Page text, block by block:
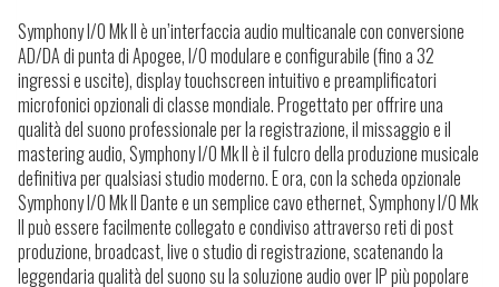
Symphony I/O Mk II è un’interfaccia audio multicanale con conversione
AD/DA di punta di Apogee, I/O modulare e configurabile (fino a 32
ingressi e uscite), display touchscreen intuitivo e preamplificatori
microfonici opzionali di classe mondiale. Progettato per offrire una
qualità del suono professionale per la registrazione, il missaggio e il
mastering audio, Symphony I/O Mk II è il fulcro della produzione musicale
definitiva per qualsiasi studio moderno. E ora, con la scheda opzionale
Symphony I/O Mk II Dante e un semplice cavo ethernet, Symphony I/O Mk
II può essere facilmente collegato e condiviso attraverso reti di post
produzione, broadcast, live o studio di registrazione, scatenando la
leggendaria qualità del suono su la soluzione audio over IP più popolare